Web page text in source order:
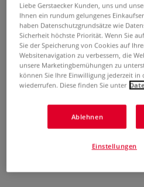
VIVA DECOR
Paste
1
VIVA DECOR Roststruktur Paste
Untergründen. Inhalt 1 Liter.
Liebe Gerstaecker Kunden, uns und
Ihnen ein rundum gelungenes
haben Datenschutzgrundsätze wie
Sicherheit höchste Priorität. Wenn Sie
Sie der Speicherung von Cookies auf
Websitenavigation zu verbessern, die
unsere Marketingbemühungen zu
können Sie Ihre Einwilligung jederzeit
wiederrufen. Diese finden Sie unter
Ablehnen
Einstellungen